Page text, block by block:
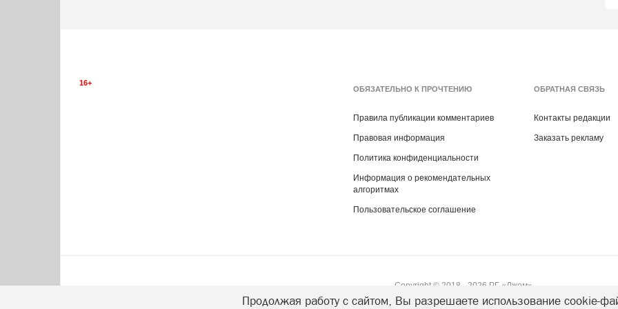
16+
ОБЯЗАТЕЛЬНО К ПРОЧТЕНИЮ
Правила публикации комментариев
Правовая информация
Политика конфиденциальности
Информация о рекомендательных
алгоритмах
Пользовательское соглашение
ОБРАТНАЯ СВЯЗЬ
Контакты редакции
Заказать рекламу
Copyright © 2018 - 2026 РГ «Джем»
Продолжая работу с сайтом, Вы разрешаете использование cookie-